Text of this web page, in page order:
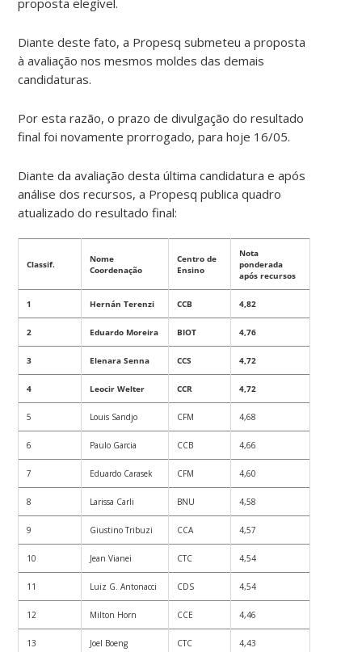
Diante deste fato, a Propesq submeteu a proposta
à avaliação nos mesmos moldes das demais
candidaturas.
Por esta razão, o prazo de divulgação do resultado
final foi novamente prorrogado, para hoje 16/05.
Diante da avaliação desta última candidatura e após
análise dos recursos, a Propesq publica quadro
atualizado do resultado final:
Classif.
Nome
Coordenação
Centro de
Ensino
Nota
ponderada
após recursos
1 Hernán Terenzi CCB 4,82
2 Eduardo Moreira BIOT 4,76
3 Elenara Senna CCS 4,72
4 Leocir Welter CCR 4,72
5 Louis Sandjo CFM 4,68
6 Paulo Garcia CCB 4,66
7 Eduardo Carasek CFM 4,60
8 Larissa Carli BNU 4,58
9 Giustino Tribuzi CCA 4,57
10 Jean Vianei CTC 4,54
11 Luiz G. Antonacci CDS 4,54
12 Milton Horn CCE 4,46
13 Joel Boeng CTC 4,43